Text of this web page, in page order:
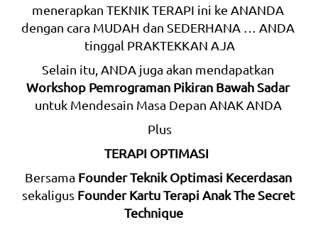
menerapkan TEKNIK TERAPI ini ke ANANDA
dengan cara MUDAH dan SEDERHANA … ANDA
tinggal PRAKTEKKAN AJA
Workshop Pemrograman Pikiran Bawah Sadar
untuk Mendesain Masa Depan ANAK ANDA
Plus
TERAPI OPTIMASI
Bersama Founder Teknik Optimasi Kecerdasan
sekaligus Founder Kartu Terapi Anak The Secret
Technique